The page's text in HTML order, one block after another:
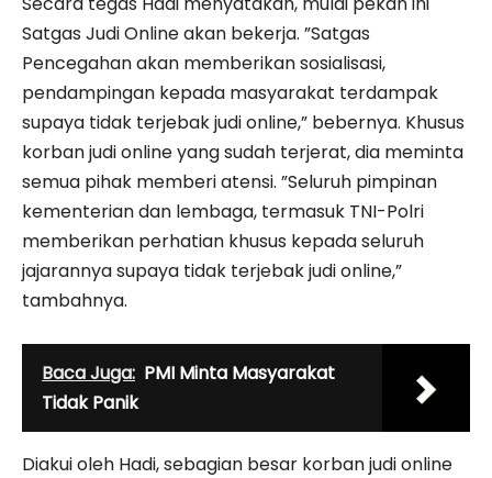
Satgas Judi Online akan bekerja. ”Satgas
Pencegahan akan memberikan sosialisasi,
pendampingan kepada masyarakat terdampak
supaya tidak terjebak judi online,” bebernya. Khusus
korban judi online yang sudah terjerat, dia meminta
semua pihak memberi atensi. ”Seluruh pimpinan
kementerian dan lembaga, termasuk TNI-Polri
memberikan perhatian khusus kepada seluruh
jajarannya supaya tidak terjebak judi online,”
tambahnya.
Baca Juga: PMI Minta Masyarakat
Tidak Panik
Diakui oleh Hadi, sebagian besar korban judi online